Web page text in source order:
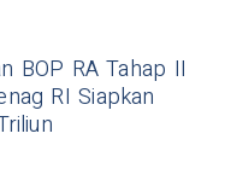
BOP RA Tahap II
RI Siapkan